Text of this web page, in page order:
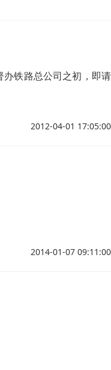
办铁路总公司之初，即请
2012-04-01 17:05:00
2014-01-07 09:11:00